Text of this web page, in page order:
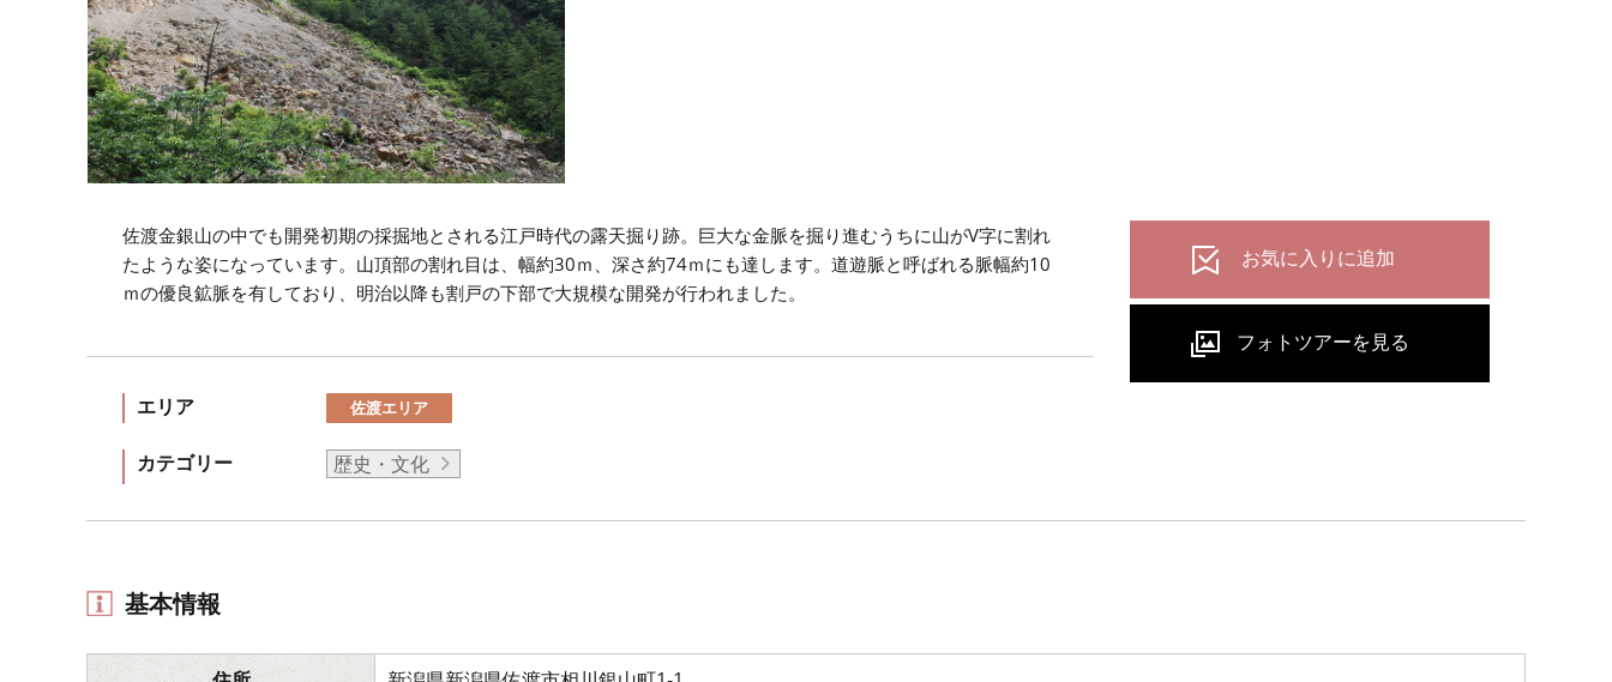
佐渡金銀山の中でも開発初期の採掘地とされる江戸時代の露天掘り跡。巨大な金脈を掘り進むうちに山がV字に割れ
たような姿になっています。山頂部の割れ目は、幅約30ｍ、深さ約74ｍにも達します。道遊脈と呼ばれる脈幅約10
ｍの優良鉱脈を有しており、明治以降も割戸の下部で大規模な開発が行われました。
エリア 佐渡エリア
カテゴリー 歴史・文化
基本情報